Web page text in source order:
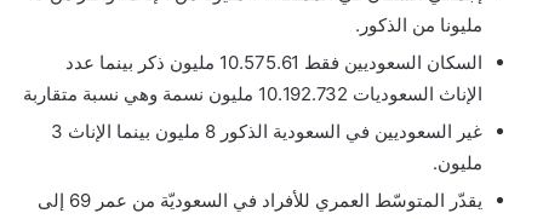
مليونا من الذكور.
السكان السعوديين فقط 10.575.61 مليون ذكر بينما عدد
الإناث السعوديات 10.192.732 مليون نسمة وهي نسبة متقاربة
غير السعوديين في السعودية الذكور 8 مليون بينما الإناث 3
مليون.
يقدّر المتوسّط العمري للأفراد في السعوديّة من عمر 69 إلى